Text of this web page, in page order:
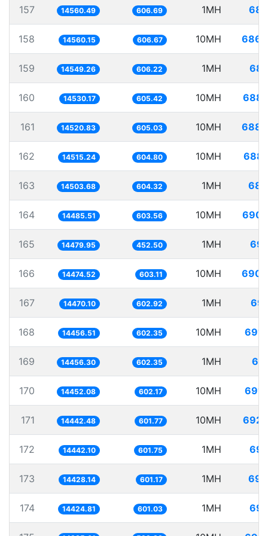
157 14560.49 606.69 1MH
158 14560.15 606.67 10MH
159 14549.26 606.22 1MH
160 14530.17 605.42 10MH
161 14520.83 605.03 10MH
162 14515.24 604.80 10MH
163 14503.68 604.32 1MH
164 14485.51 603.56 10MH
165 14479.95 452.50 1MH
166 14474.52 603.11 10MH
167 14470.10 602.92 1MH
168 14456.51 602.35 10MH
169 14456.30 602.35 1MH
170 14452.08 602.17 10MH
171 14442.48 601.77 10MH
172 14442.10 601.75 1MH
173 14428.14 601.17 1MH
174 14424.81 601.03 1MH